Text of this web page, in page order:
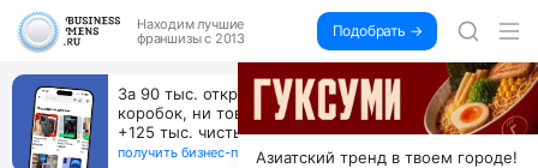
Находим лучшие
франшизы с 2013
Подобрать →
За 90 тыс. открой магазин на Авито, дома ни
коробок, ни товара, ни склада, зато каждый месяц
+125 тыс. чистыми
получить бизнес-план ↓Азиатский тренд в твоем городе!